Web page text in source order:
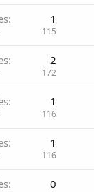
1
115
2
172
1
116
1
116
0